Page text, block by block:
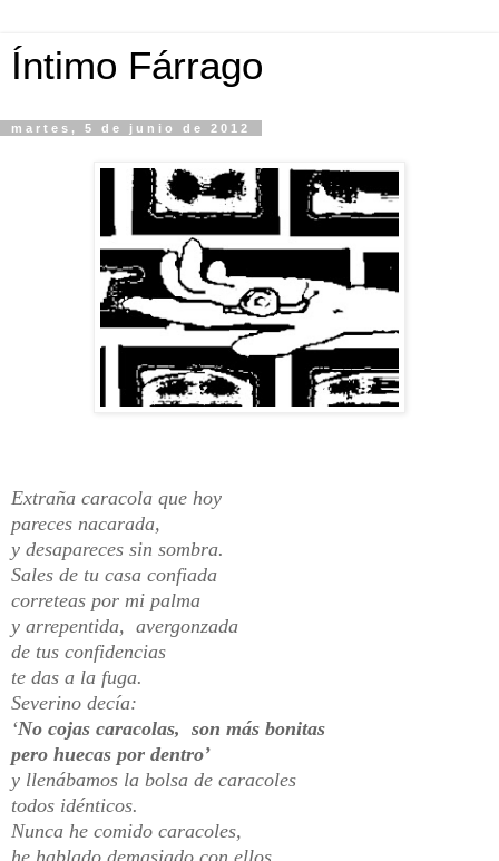
Íntimo Fárrago
martes, 5 de junio de 2012
Extraña caracola que hoy
pareces nacarada,
y desapareces sin sombra.
Sales de tu casa confiada
correteas por mi palma
y arrepentida, avergonzada
de tus confidencias
te das a la fuga.
Severino decía:
‘No cojas caracolas, son más bonitas
pero huecas por dentro’
y llenábamos la bolsa de caracoles
todos idénticos.
Nunca he comido caracoles,
he hablado demasiado con ellos